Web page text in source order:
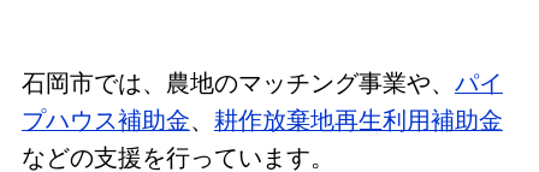
石岡市では、農地のマッチング事業や、 パイ
プハウス補助金、 耕作放棄地再生利用補助金
などの支援を行っています。